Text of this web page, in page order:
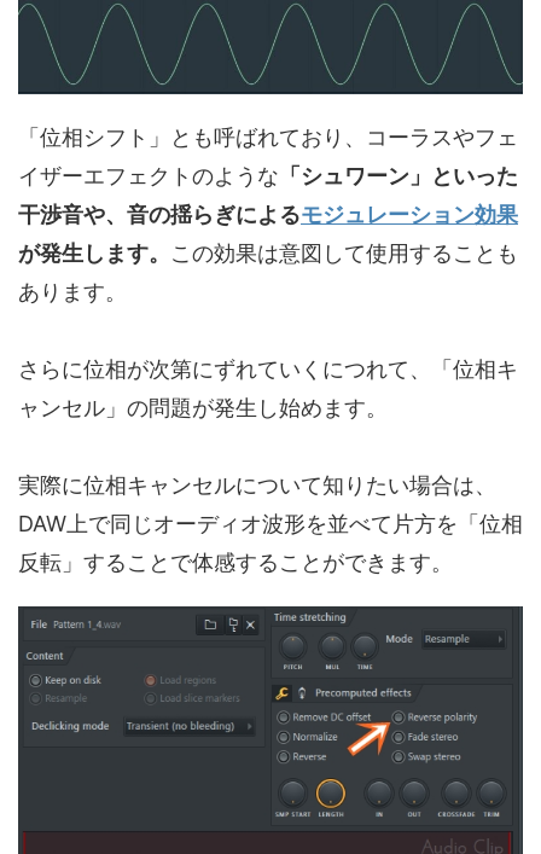
「位相シフト」とも呼ばれており、コーラスやフェ
イザーエフェクトのような 「シュワーン」といった
干渉音や、音の揺らぎによるモジュレーション効果
が発生します。 この効果は意図して使用することも
あります。
さらに位相が次第にずれていくにつれて、「位相キ
ャンセル」の問題が発生し始めます。
実際に位相キャンセルについて知りたい場合は、
DAW上で同じオーディオ波形を並べて片方を「位相
反転」することで体感することができます。